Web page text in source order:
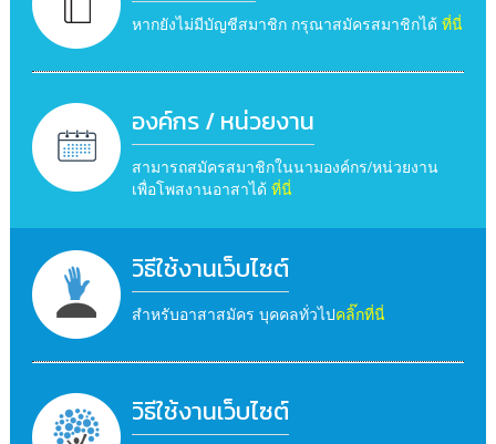
หากยังไม่มีบัญชีสมาชิก กรุณาสมัครสมาชิกได้ ที่นี่
องค์กร / หน่วยงาน
สามารถสมัครสมาชิกในนามองค์กร/หน่วยงาน
เพื่อโพสงานอาสาได้ ที่นี่
วิธีใช้งานเว็บไซต์
สำหรับอาสาสมัคร บุคคลทั่วไปคลิ๊กที่นี่
วิธีใช้งานเว็บไซต์